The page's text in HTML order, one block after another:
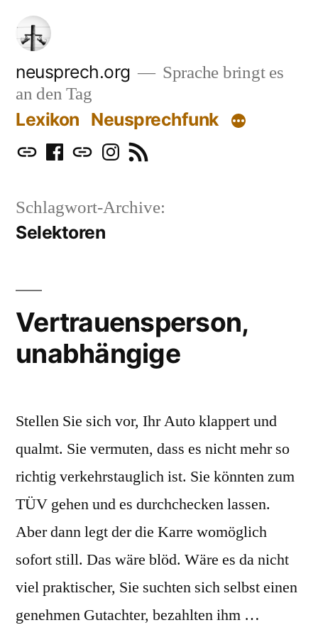
Zum
Inhalt
springen
neusprech.org
Sprache bringt es
an den Tag
Lexikon Neusprechfunk
MastodonFacebook
BlueskyInstagram
RSS
Schlagwort-Archive:
Selektoren
Vertrauensperson,
unabhängige
Stellen Sie sich vor, Ihr Auto klappert und
qualmt. Sie vermuten, dass es nicht mehr so
richtig verkehrstauglich ist. Sie könnten zum
TÜV gehen und es durchchecken lassen.
Aber dann legt der die Karre womöglich
sofort still. Das wäre blöd. Wäre es da nicht
viel praktischer, Sie suchten sich selbst einen
genehmen Gutachter, bezahlten ihm …